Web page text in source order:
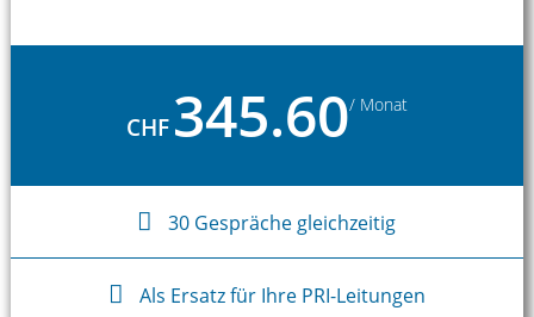
CHF345.60/ Monat
30 Gespräche gleichzeitig
Als Ersatz für Ihre PRI-Leitungen